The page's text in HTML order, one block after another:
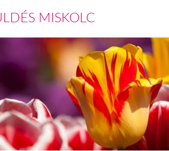
MISKOLC